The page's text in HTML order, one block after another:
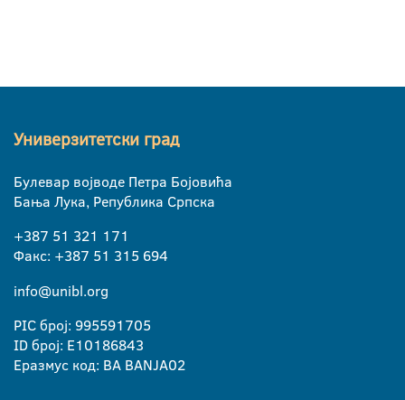
Универзитетски град
Булевар војводе Петра Бојовића
Бања Лука, Република Српска
+387 51 321 171
Факс: +387 51 315 694
info@unibl.org
PIC број: 995591705
ID број: E10186843
Еразмус код: BA BANJA02